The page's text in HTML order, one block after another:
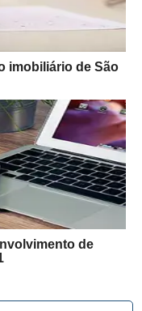
imobiliário de São
de